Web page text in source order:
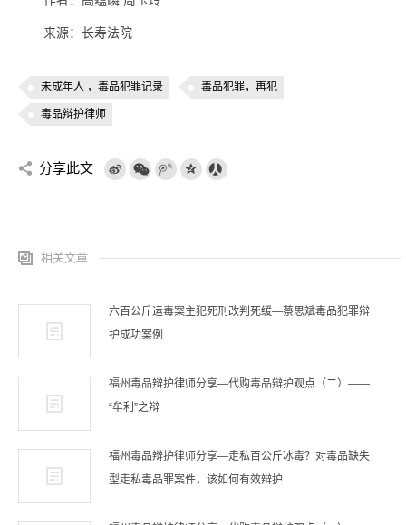
来源：长寿法院
未成年人 ，毒品犯罪记录 毒品犯罪，再犯
毒品辩护律师
分享此文
相关文章
六百公斤运毒案主犯死刑改判死缓—蔡思斌毒品犯罪辩
护成功案例
福州毒品辩护律师分享—代购毒品辩护观点（二）——
“牟利”之辩
福州毒品辩护律师分享—走私百公斤冰毒？对毒品缺失
型走私毒品罪案件，该如何有效辩护